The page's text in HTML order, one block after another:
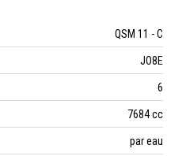
QSM 11 - C
JO8E
6
7684 cc
par eau